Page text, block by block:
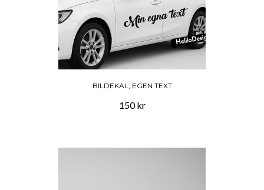
BILDEKAL, EGEN TEXT
150 kr